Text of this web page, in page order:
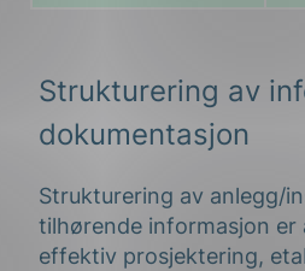
Strukturering av
dokumentasjon
Strukturering av anlegg/
tilhørende informasjon er
effektiv prosjektering,